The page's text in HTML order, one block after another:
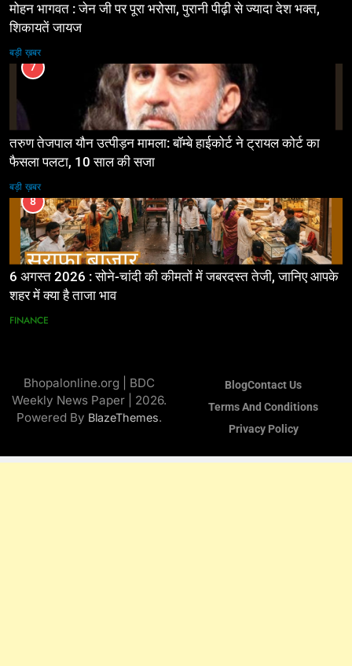
मोहन भागवत : जेन जी पर पूरा भरोसा, पुरानी पीढ़ी से ज्यादा देश भक्त,
शिकायतें जायज
बड़ी ख़बर
7
तरुण तेजपाल यौन उत्पीड़न मामला: बॉम्बे हाईकोर्ट ने ट्रायल कोर्ट का
फैसला पलटा, 10 साल की सजा
बड़ी ख़बर
8
6 अगस्त 2026 : सोने-चांदी की कीमतों में जबरदस्त तेजी, जानिए आपके
शहर में क्या है ताजा भाव
FINANCE
Bhopalonline.org | BDC
Weekly News Paper | 2026.
Powered By BlazeThemes.
BlogContact Us
Terms And Conditions
Privacy Policy